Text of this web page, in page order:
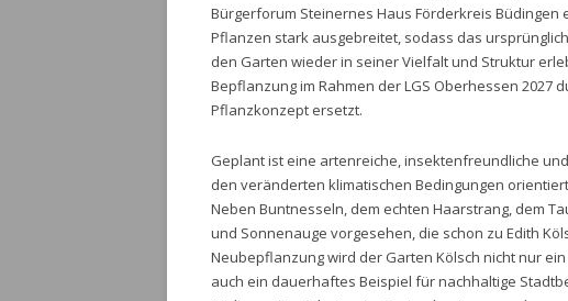
Bürgerforum Steinernes Haus Förderkreis Büdingen
Pflanzen stark ausgebreitet, sodass das
den Garten wieder in seiner Vielfalt und Struktur
Bepflanzung im Rahmen der LGS Oberhessen 2027
Pflanzkonzept ersetzt.
Geplant ist eine artenreiche, insektenfreundliche
den veränderten klimatischen Bedingungen
Neben Buntnesseln, dem echten Haarstrang, dem
und Sonnenauge vorgesehen, die schon zu Edith
Neubepflanzung wird der Garten Kölsch nicht nur
auch ein dauerhaftes Beispiel für nachhaltige